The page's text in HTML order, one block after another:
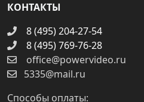
КОНТАКТЫ
8 (495) 204-27-54
8 (495) 769-76-28
office@powervideo.ru
5335@mail.ru
Способы оплаты: